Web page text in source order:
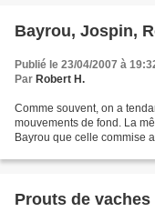
Bayrou, Jospin,
Publié le 23/04/2007 à
Par Robert H.
Comme souvent, on a
mouvements de fond. La
Bayrou que celle commise
Prouts de